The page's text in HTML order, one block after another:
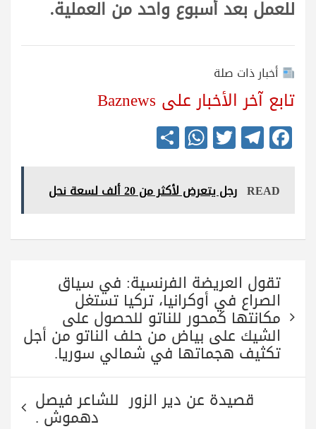
للعمل بعد أسبوع واحد من العملية.
أخبار ذات صلة
تابع آخر الأخبار على Baznews
Fa
ce
bo
ok
Te
le
gr
a
m
T
wi
tte
r
W
ha
ts
A
pp
re READ رجل يتعرض لأكثر من 20 ألف لسعة نحل
تصفّح
المقالات
تقول العريضة الفرنسية: في سياق
الصراع في أوكرانيا، تركيا تستغل
مكانتها كمحور للناتو للحصول على
الشيك على بياض من حلف الناتو من أجل
تكثيف هجماتها في شمالي سوريا.
قصيدة عن دير الزور للشاعر فيصل
دهموش .